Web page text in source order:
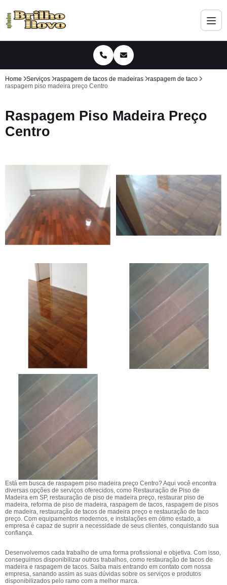
Home Serviços raspagem de tacos de madeiras
raspagem de taco
raspagem piso madeira preço Centro
Raspagem Piso Madeira Preço
Centro
Está em busca de raspagem piso madeira preço Centro? Aqui você encontra
diversas opções de serviços oferecidos, como Restauração de Piso de
Madeira em SP, restauração de piso de madeira preço, restaurar piso de
madeira, reforma de piso de madeira, raspagem de tacos, raspagem de pisos
de madeira, restauração de tacos de madeira preço e restauração de taco
preço. Com equipamentos modernos, e instalações em ótimo estado, a
empresa é capaz de suprir a necessidade de seus clientes, conquistando sua
confiança.
Desenvolvemos cada trabalho de uma forma profissional e objetiva. Com isso,
conseguimos disponibilizar outros trabalhos, como restauração de tacos de
madeira e raspagem de tacos. Saiba mais entrando em contato com nossa
empresa, sanando assim as suas dúvidas sobre os serviços e produtos
disponibilizados pelo ramo com a melhor marca.